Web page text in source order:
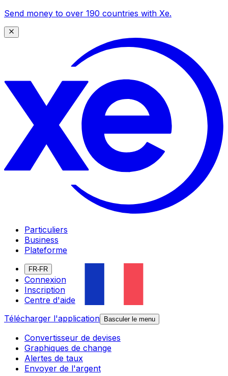
Send money to over 190 countries with Xe.
Particuliers
Business
Plateforme
FR-FR
Connexion
Inscription
Centre d'aide
Télécharger l'application
Basculer le menu
Convertisseur de devises
Graphiques de change
Alertes de taux
Envoyer de l'argent